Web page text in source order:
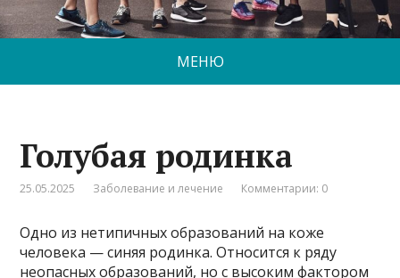
МЕНЮ
Голубая родинка
25.05.2025 Заболевание и лечение Комментарии: 0
Одно из нетипичных образований на коже
человека — синяя родинка. Относится к ряду
неопасных образований, но с высоким фактором